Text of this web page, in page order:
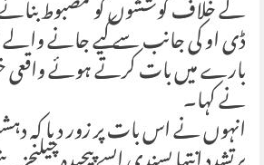
کے خلاف کوششوں کو مضبوط
ڈی او کی جانب سے کیے جانے
بارے میں بات کرتے ہوئے واقعی
نے کہا۔
انہوں نے اس بات پر زور دیا کہ